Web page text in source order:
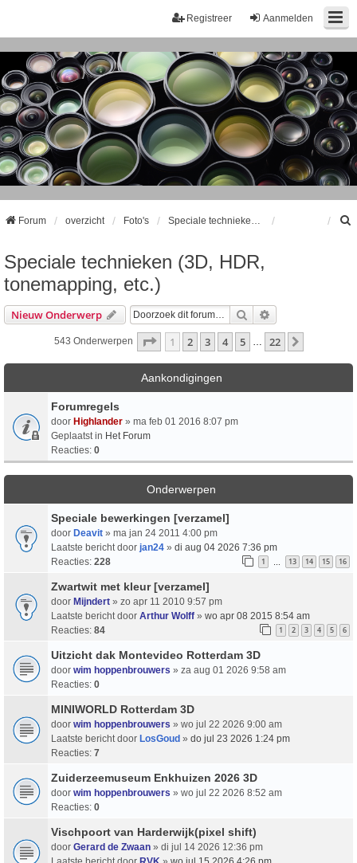
Aanmelden
Registreer
Forum overzicht Foto's
Speciale technieken (3D, HDR,
tonemapping, etc.)
Nieuw Onderwerp Zoek
543 Onderwerpen Pagina Van22
1 2 3 4 5 22
Aankondigingen
Forumregels
door Highlander » ma feb 01 2016 8:07 pm
Geplaatst in Het Forum
Reacties: 0
Onderwerpen
Speciale bewerkingen [verzamel]
door Deavit » ma jan 24 2011 4:00 pm
Laatste bericht door jan24 » di aug 04 2026 7:36 pm
Reacties: 228 1 … 13 14 15 16
Zwartwit met kleur [verzamel]
door Mijndert » zo apr 11 2010 9:57 pm
Laatste bericht door Arthur Wolff » wo apr 08 2015 8:54 am
Reacties: 84 1 2 3 4 5 6
Uitzicht dak Montevideo Rotterdam 3D
door wim hoppenbrouwers » za aug 01 2026 9:58 am
Reacties: 0
MINIWORLD Rotterdam 3D
door wim hoppenbrouwers » wo jul 22 2026 9:00 am
Laatste bericht door LosGoud » do jul 23 2026 1:24 pm
Reacties: 7
Zuiderzeemuseum Enkhuizen 2026 3D
door wim hoppenbrouwers » wo jul 22 2026 8:52 am
Reacties: 0
Vischpoort van Harderwijk(pixel shift)
door Gerard de Zwaan » di jul 14 2026 12:36 pm